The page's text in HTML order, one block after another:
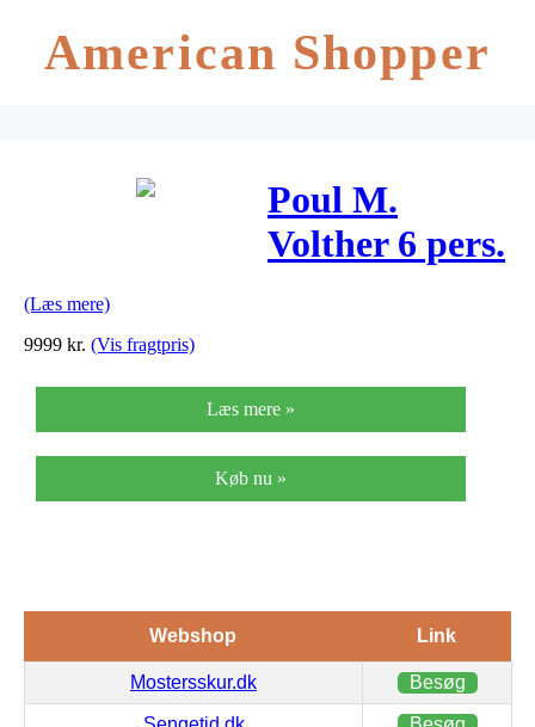
American Shopper
Poul M.
Volther 6 pers.
linoleum
(Læs mere)
9999 kr. (Vis fragtpris)
Læs mere »
Køb nu »
Webshop Link
Mostersskur.dk Besøg